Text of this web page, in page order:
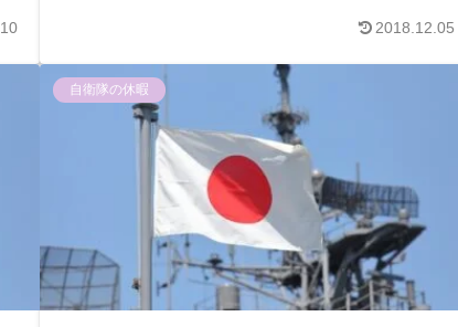
2018.12.05
自衛隊の休暇